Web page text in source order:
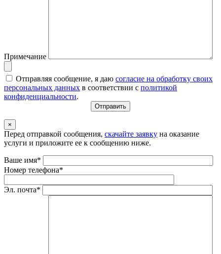
Примечание
Отправляя сообщение, я даю согласие на обработку своих
персональных данных в соответствии с политикой
конфиденциальности.
×
Перед отправкой сообщения, скачайте заявку на оказание
услуги и приложите ее к сообщению ниже.
Ваше имя*
Номер телефона*
Эл. почта*